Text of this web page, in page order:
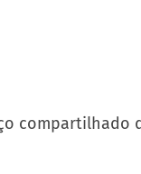
compartilhado